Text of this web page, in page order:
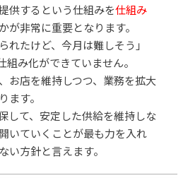
供するという仕組みを仕組み
が非常に重要となります。
れたけど、今月は難しそう」
組み化ができていません。
お店を維持しつつ、業務を拡大
ます。
して、安定した供給を維持しな
いていくことが最も力を入れ
い方針と言えます。